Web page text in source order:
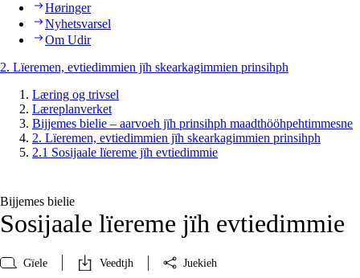
Høringer
Nyhetsvarsel
Om Udir
2. Lïeremen, evtiedimmien jïh skearkagimmien prinsihph
Læring og trivsel
Læreplanverket
Bijjemes bielie – aarvoeh jïh prinsihph maadthööhpehtimmesne
2. Lïeremen, evtiedimmien jïh skearkagimmien prinsihph
2.1 Sosijaale lïereme jïh evtiedimmie
Bijjemes bielie
Sosijaale lïereme jïh evtiedimmie
Gïele Veedtjh Juekieh